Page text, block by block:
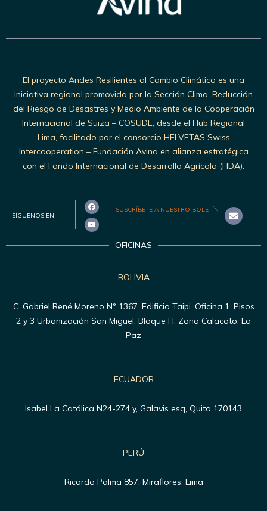
El proyecto Andes Resilientes al Cambio Climático es una
iniciativa regional promovida por la Sección Clima, Reducción
del Riesgo de Desastres y Medio Ambiente de la Cooperación
Internacional de Suiza – COSUDE, desde el Hub Regional
Lima, facilitado por el consorcio HELVETAS Swiss
Intercooperation – Fundación Avina en alianza estratégica
con el Fondo Internacional de Desarrollo Agrícola (FIDA).
SÍGUENOS EN:
SUSCRÍBETE A NUESTRO BOLETÍN
OFICINAS
BOLIVIA
C. Gabriel René Moreno N° 1367. Edificio Taipi. Oficina 1. Pisos
2 y 3 Urbanización San Miguel, Bloque H. Zona Calacoto, La
Paz
ECUADOR
Isabel La Católica N24-274 y, Galavis esq, Quito 170143
PERÚ
Ricardo Palma 857, Miraflores, Lima